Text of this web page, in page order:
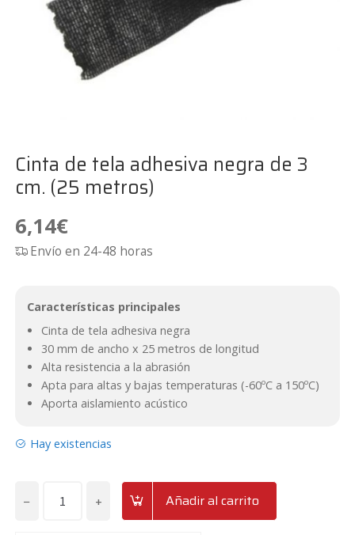
Cinta de tela adhesiva negra de 3
cm. (25 metros)
6,14€
Envío en 24-48 horas
Características principales
Cinta de tela adhesiva negra
30 mm de ancho x 25 metros de longitud
Alta resistencia a la abrasión
Apta para altas y bajas temperaturas (-60ºC a 150ºC)
Aporta aislamiento acústico
Hay existencias
− + Añadir al carrito